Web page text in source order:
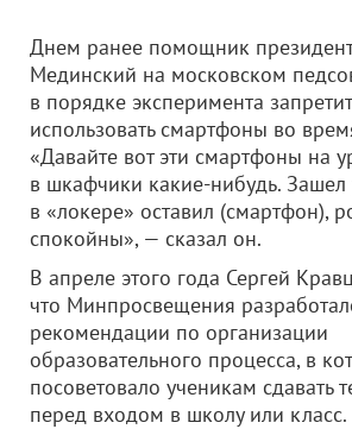
Днем ранее помощник
Мединский на московском
в порядке эксперимента
использовать смартфоны во
«Давайте вот эти смартфоны на
в шкафчики какие-нибудь. Зашел
в «локере» оставил (смартфон),
спокойны», — сказал он.
В апреле этого года Сергей
что Минпросвещения
рекомендации по организации
образовательного процесса, в
посоветовало ученикам сдавать
перед входом в школу или класс.